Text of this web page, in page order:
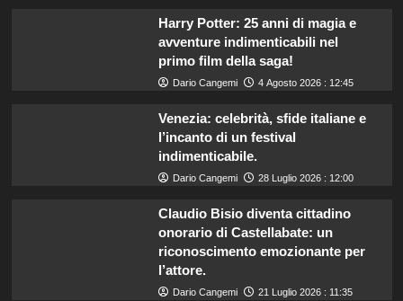
Harry Potter: 25 anni di magia e
avventure indimenticabili nel
primo film della saga!
Dario Cangemi 4 Agosto 2026 : 12:45
Venezia: celebrità, sfide italiane e
l’incanto di un festival
indimenticabile.
Dario Cangemi 28 Luglio 2026 : 12:00
Claudio Bisio diventa cittadino
onorario di Castellabate: un
riconoscimento emozionante per
l’attore.
Dario Cangemi 21 Luglio 2026 : 11:35